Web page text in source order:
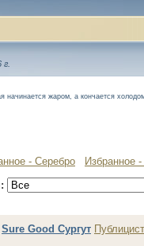
начинается жаром, а кончается
- Серебро Избранное
Sure Good Сургут